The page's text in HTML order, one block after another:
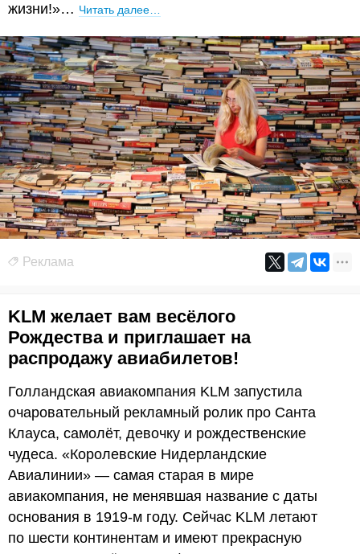
жизни!»… Читать далее…
Реклама
KLM желает вам весёлого
Рождества и приглашает на
распродажу авиабилетов!
Голландская авиакомпания KLM запустила
очаровательный рекламный ролик про Санта
Клауса, самолёт, девочку и рождественские
чудеса. «Королевские Нидерландские
Авиалинии» — самая старая в мире
авиакомпания, не менявшая название с даты
основания в 1919-м году. Сейчас KLM летают
по шести континентам и имеют прекрасную